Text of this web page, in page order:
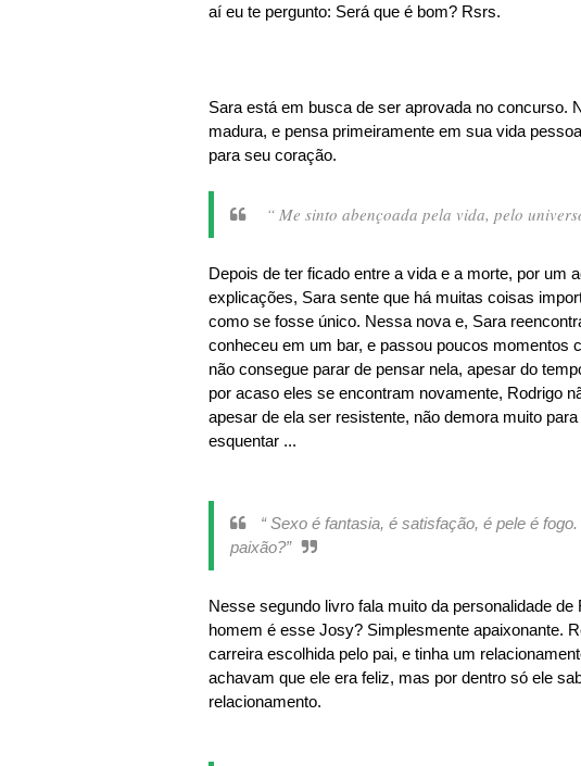
aí eu te pergunto: Será que é bom? Rsrs.
Sara está em busca de ser aprovada no concurso.
madura, e pensa primeiramente em sua vida
para seu coração.
“ Me sinto abençoada pela vida, pelo
Depois de ter ficado entre a vida e a morte, por um
explicações, Sara sente que há muitas coisas
como se fosse único. Nessa nova e, Sara
conheceu em um bar, e passou poucos momentos
não consegue parar de pensar nela, apesar do
por acaso eles se encontram novamente, Rodrigo
apesar de ela ser resistente, não demora muito
esquentar ...
“ Sexo é fantasia, é satisfação, é pele é
paixão?”
Nesse segundo livro fala muito da personalidade
homem é esse Josy? Simplesmente apaixonante.
carreira escolhida pelo pai, e tinha um
achavam que ele era feliz, mas por dentro só ele
relacionamento.